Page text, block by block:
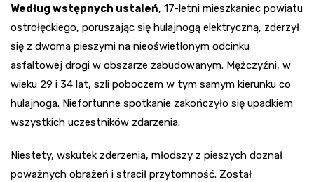
Według wstępnych ustaleń, 17-letni mieszkaniec powiatu
ostrołęckiego, poruszając się hulajnogą elektryczną, zderzył
się z dwoma pieszymi na nieoświetlonym odcinku
asfaltowej drogi w obszarze zabudowanym. Mężczyźni, w
wieku 29 i 34 lat, szli poboczem w tym samym kierunku co
hulajnoga. Niefortunne spotkanie zakończyło się upadkiem
wszystkich uczestników zdarzenia.
Niestety, wskutek zderzenia, młodszy z pieszych doznał
poważnych obrażeń i stracił przytomność. Został